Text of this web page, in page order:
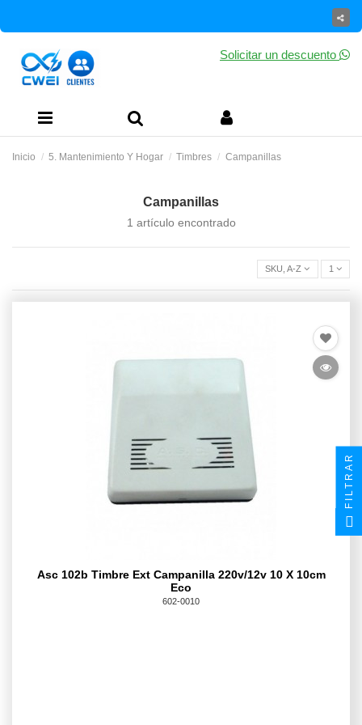
Solicitar un descuento
Inicio 5. Mantenimiento Y Hogar Timbres Campanillas
Campanillas
1 artículo encontrado
SKU,
Asc 102b Timbre Ext Campanilla 220v/12v 10 X 10cm
Eco
602-0010
FILTRAR